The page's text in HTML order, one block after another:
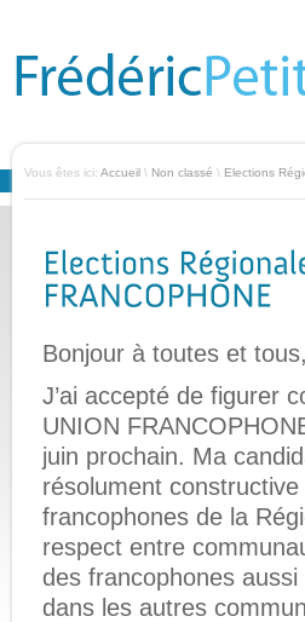
Vous êtes ici: Accueil \ Non classé \ Elections
Bonjour à toutes et tous,
J’ai accepté de figurer
UNION
juin prochain. Ma
résolument
francophones de la
respect entre
des francophones
dans les autres